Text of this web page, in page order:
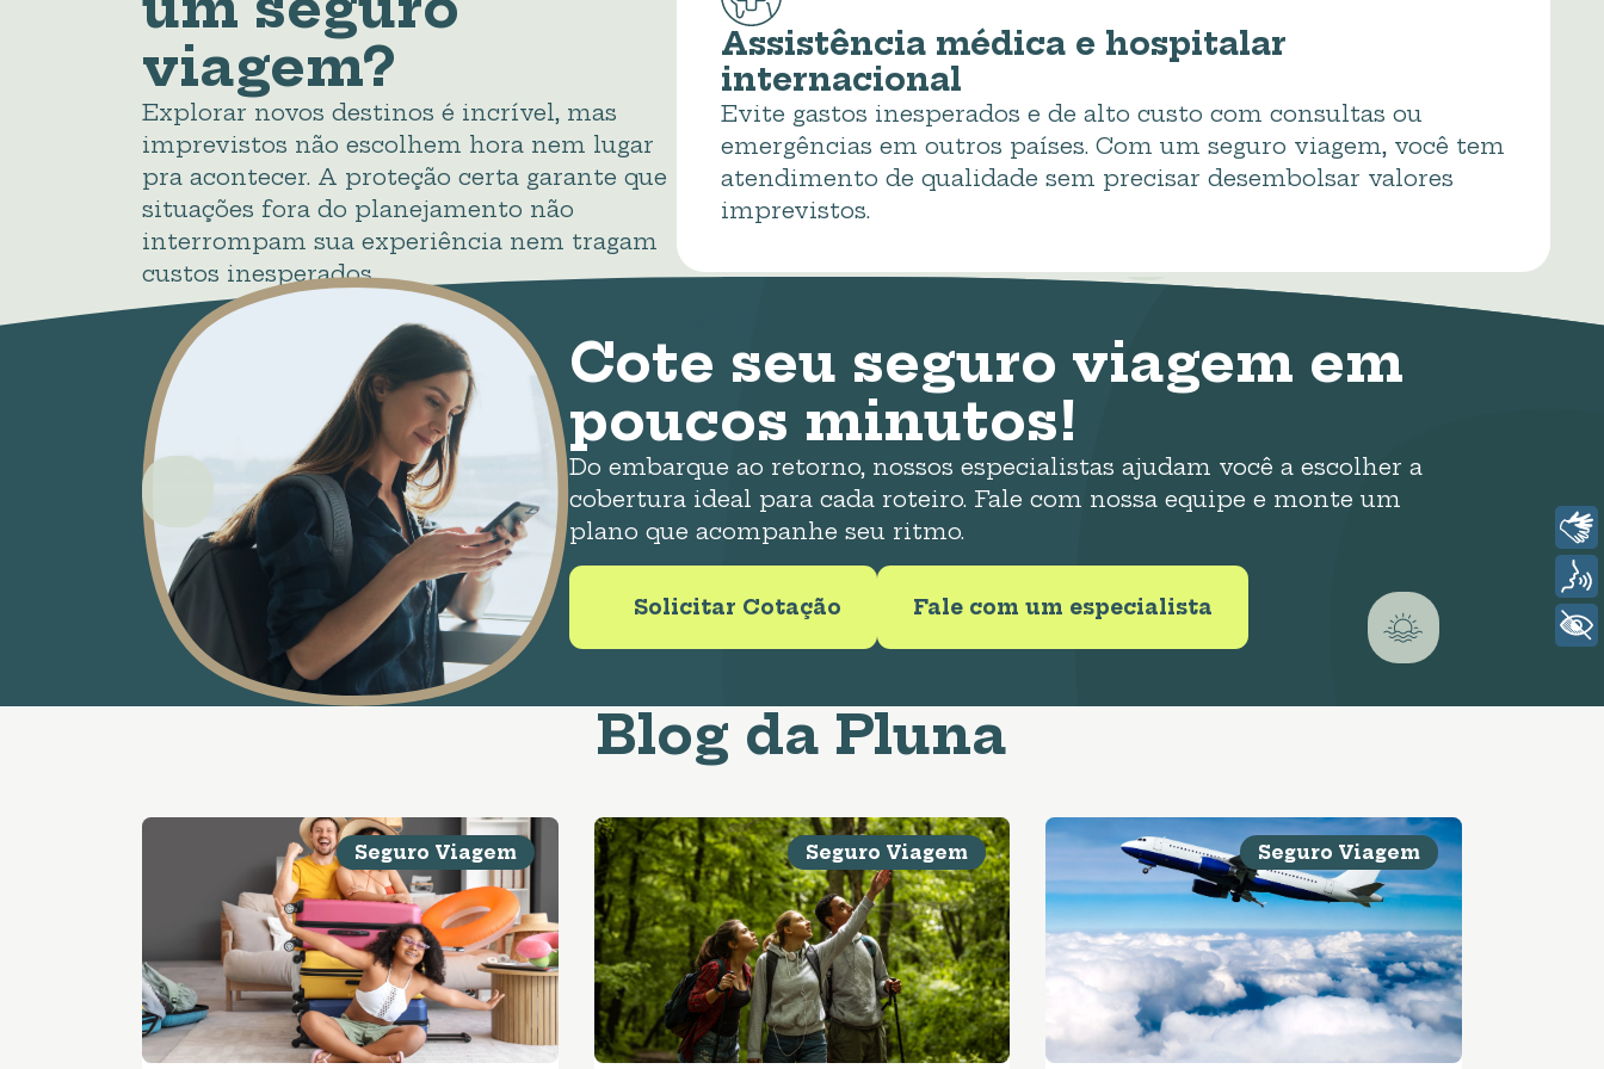
viagem?
Explorar novos destinos é incrível, mas
imprevistos não escolhem hora nem lugar
pra acontecer. A proteção certa garante que
situações fora do planejamento não
interrompam sua experiência nem tragam
custos inesperados.
Assistência médica e hospitalar
internacional
Evite gastos inesperados e de alto custo com consultas ou
emergências em outros países. Com um seguro viagem, você tem
atendimento de qualidade sem precisar desembolsar valores
imprevistos.
Cote seu seguro viagem em
poucos minutos!
Do embarque ao retorno, nossos especialistas ajudam você a escolher a
cobertura ideal para cada roteiro. Fale com nossa equipe e monte um
plano que acompanhe seu ritmo.
Solicitar Cotação Fale com um especialista
Blog da Pluna
Seguro Viagem Seguro Viagem Seguro Viagem
+ Acessibilidade